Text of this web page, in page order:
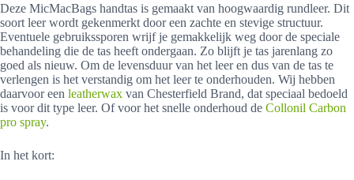
Deze MicMacBags handtas is gemaakt van hoogwaardig rundleer. Dit
soort leer wordt gekenmerkt door een zachte en stevige structuur.
Eventuele gebruikssporen wrijf je gemakkelijk weg door de speciale
behandeling die de tas heeft ondergaan. Zo blijft je tas jarenlang zo
goed als nieuw. Om de levensduur van het leer en dus van de tas te
verlengen is het verstandig om het leer te onderhouden. Wij hebben
daarvoor een leatherwax van Chesterfield Brand, dat speciaal bedoeld
is voor dit type leer. Of voor het snelle onderhoud de Collonil Carbon
pro spray.
In het kort: